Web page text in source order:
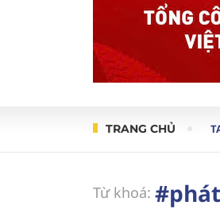
TRANG CHỦ
Từ khoá: